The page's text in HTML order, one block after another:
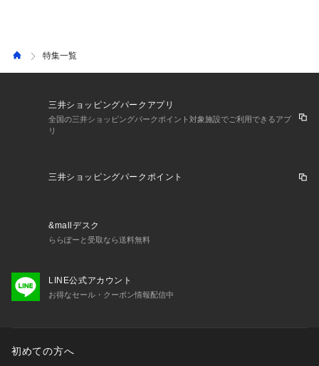
特集一覧
三井ショッピングパークアプリ
全国の三井ショッピングパークポイント対象施設でご利用できるアプ
リ
三井ショッピングパークポイント
&mallデスク
ららぽーと受取なら送料無料
LINE公式アカウント
お得なセール・クーポン情報配信中
初めての方へ